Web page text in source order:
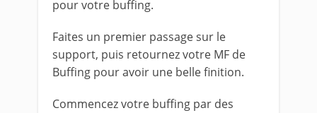
pour votre buffing.
Faites un premier passage sur le
support, puis retournez votre MF de
Buffing pour avoir une belle finition.
Commencez votre buffing par des